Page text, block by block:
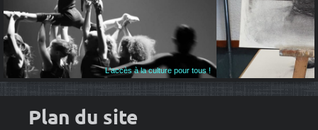
L'accès à la culture pour tous !
Plan du site